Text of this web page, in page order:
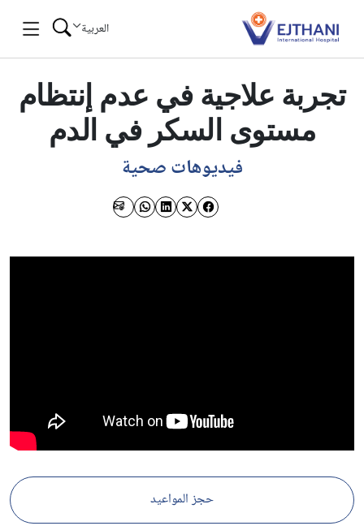
العربية
تجربة علاجية في عدم إنتظام
مستوى السكر في الدم
فيديوهات صحية
حجز المواعيد